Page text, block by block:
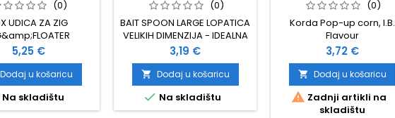
(0)
UDICA ZA ZIG
VELIČINA 6 10
U PAKIRANJU
Cijena
5,25 €
Dodaj u košaricu
Na skladištu
(0)
BAIT SPOON LARGE LOPATICA
VELIKIH DIMENZIJA - IDEALNA
ZA FORMIRANJE I MIJEŠANJE
PARTIKLA I BOILA, TE
PREGRABLJIVANJE IZ KANTE
Cijena
3,19 €
 Dodaj u košaricu
 Na skladištu
(0)
Korda Pop-up corn, I.B.
Flavour
Cijena
3,72 €
 Dodaj u košaricu
 Zadnji artikli na
skladištu